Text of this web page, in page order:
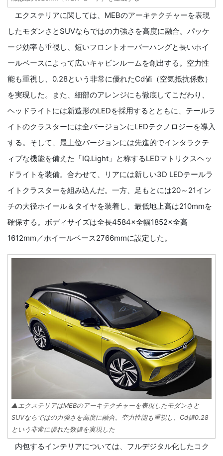
エクステリアに関しては、MEBのアーキテクチャーを表現
したモダンさとSUVならではの力強さを高度に融合。パッケ
ージ効率も重視し、短いフロントオーバーハングと長いホイ
ールベースによって広いキャビンルームを創出する。空力性
能も重視し、0.28という非常に優れたCd値（空気抵抗係数）
を実現した。また、細部のアレンジにも徹底してこだわり、
ヘッドライトには新造形のLEDを採用するとともに、テールラ
イトのクラスターには全バージョンにLEDテクノロジーを導入
する。そして、最上位バージョンには先進的でインタラクテ
ィブな機能を備えた「IQ.Light」と称するLEDマトリクスヘッ
ドライトを装備。合わせて、リアには新しい3D LEDテールラ
イトクラスターを組み込んだ。一方、足もとには20～21イン
チの大径ホイール＆タイヤを装着し、最低地上高は210mmを
確保する。ボディサイズは全長4584×全幅1852×全高
1612mm／ホイールベース2766mmに設定した。
▲エクステリアはMEBのアーキテクチャーを表現したモダンさと
SUVならではの力強さを高度に融合。空力性能も重視し、Cd値0.28
という非常に優れた数値を実現した
内包するインテリアについては、フルデジタル化したコク